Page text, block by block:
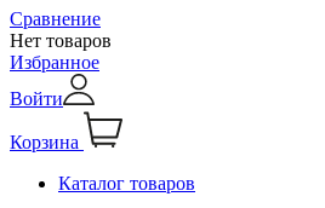
Сравнение
Нет товаров
Избранное
Войти
Корзина
Каталог товаров